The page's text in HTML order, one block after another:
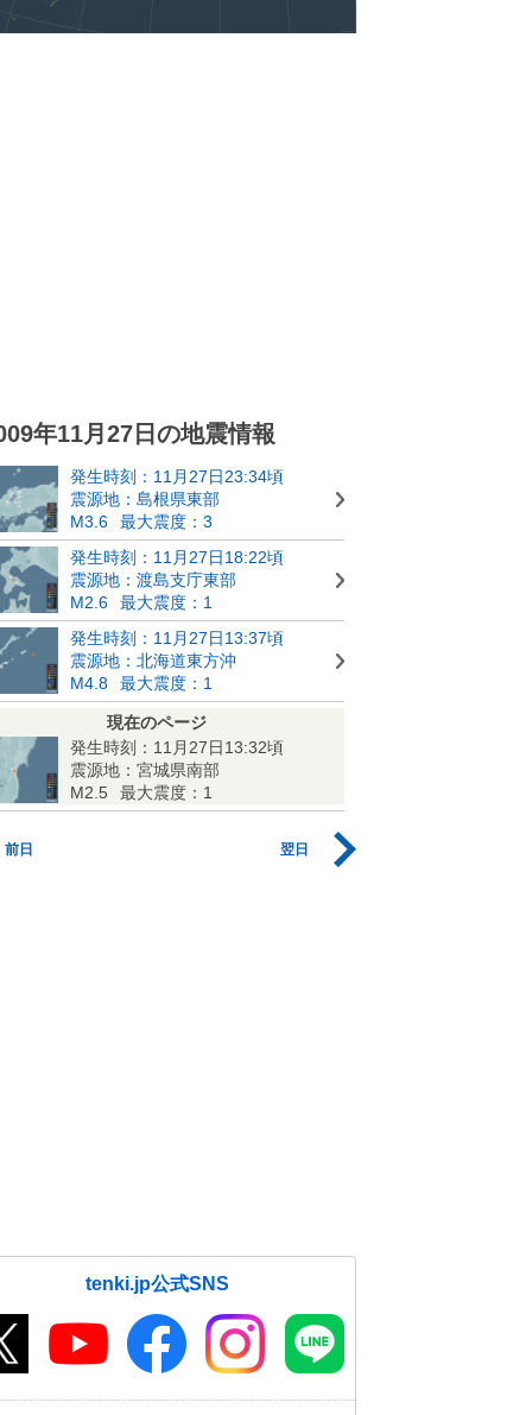
年11月27日の地震情報
発生時刻：11月27日23:34頃
震源地：島根県東部
M3.6
最大震度：3
発生時刻：11月27日18:22頃
震源地：渡島支庁東部
M2.6
最大震度：1
発生時刻：11月27日13:37頃
震源地：北海道東方沖
M4.8
最大震度：1
現在のページ
発生時刻：11月27日13:32頃
震源地：宮城県南部
M2.5
最大震度：1
前日 翌日
tenki.jp公式SNS